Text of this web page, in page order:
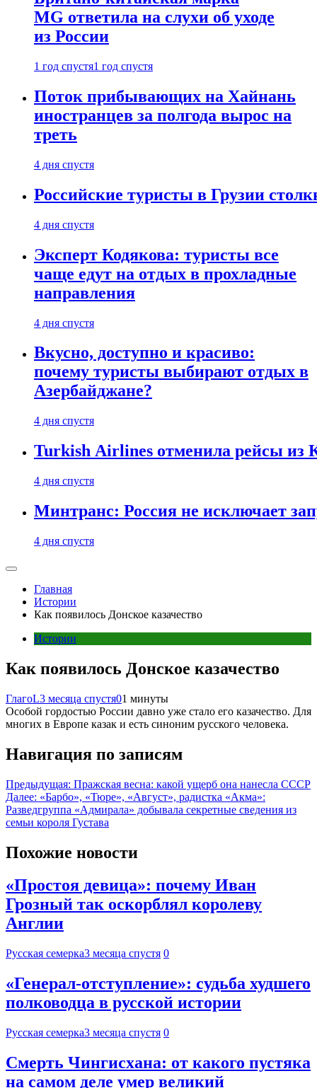
MG ответила на слухи об уходе
из России
1 год спустя1 год спустя
Поток прибывающих на Хайнань
иностранцев за полгода вырос на
треть
4 дня спустя
Российские туристы в Грузии
4 дня спустя
Эксперт Кодякова: туристы все
чаще едут на отдых в прохладные
направления
4 дня спустя
Вкусно, доступно и красиво:
почему туристы выбирают отдых в
Азербайджане?
4 дня спустя
Turkish Airlines отменила рейсы из
4 дня спустя
Минтранс: Россия не исключает
4 дня спустя
Главная
Истории
Как появилось Донское казачество
Истории
Как появилось Донское казачество
ГлагоL3 месяца спустя01 минуты
Особой гордостью России давно уже стало его казачество. Для
многих в Европе казак и есть синоним русского человека.
Навигация по записям
Предыдущая: Пражская весна: какой ущерб она нанесла СССР
Далее: «Барбо», «Тюре», «Август», радистка «Акма»:
Разведгруппа «Адмирала» добывала секретные сведения из
семьи короля Густава
Похожие новости
«Простоя девица»: почему Иван
Грозный так оскорблял королеву
Англии
Русская семерка3 месяца спустя 0
«Генерал-отступление»: судьба худшего
полководца в русской истории
Русская семерка3 месяца спустя 0
Смерть Чингисхана: от какого пустяка
на самом деле умер великий